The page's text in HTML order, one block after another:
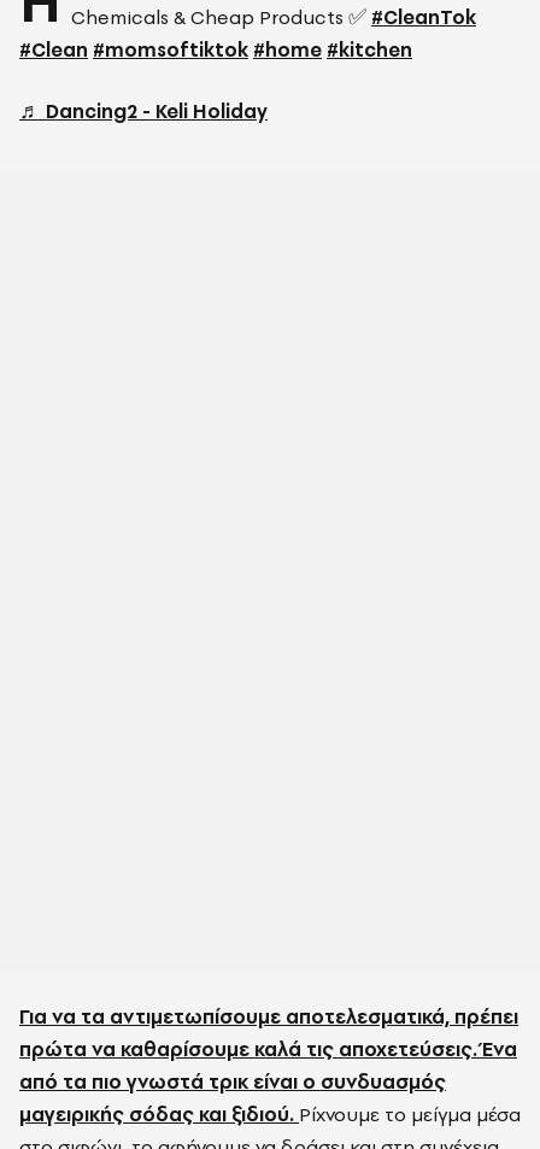
Chemicals & Cheap Products ✅ #CleanTok
#Clean #momsoftiktok #home #kitchen
♬ Dancing2 - Keli Holiday
Για να τα αντιμετωπίσουμε αποτελεσματικά, πρέπει
πρώτα να καθαρίσουμε καλά τις αποχετεύσεις. Ένα
από τα πιο γνωστά τρικ είναι ο συνδυασμός
μαγειρικής σόδας και ξιδιού. Ρίχνουμε το μείγμα μέσα